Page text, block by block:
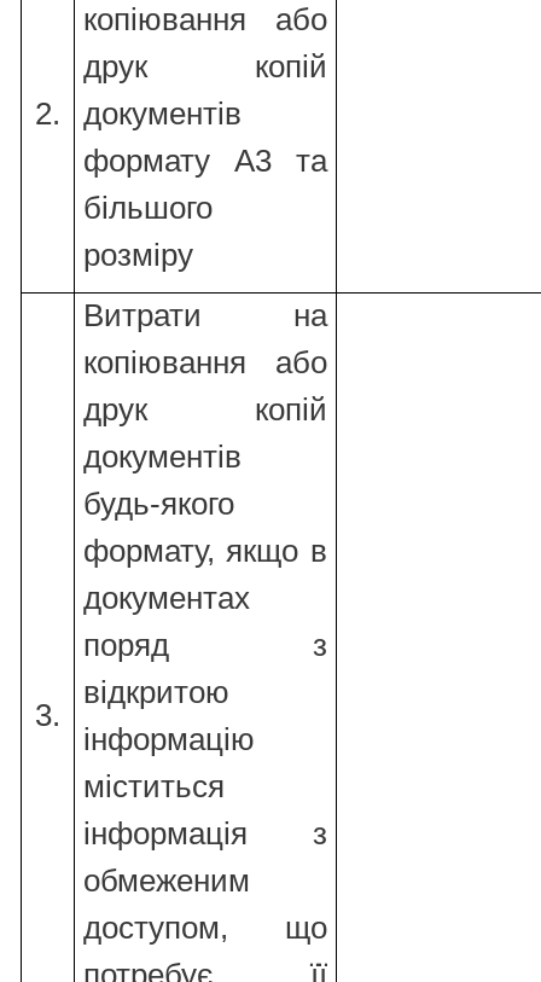
2.
копіювання або
друк копій
документів
формату А3 та
більшого
розміру
3.
Витрати на
копіювання або
друк копій
документів
будь-якого
формату, якщо в
документах
поряд з
відкритою
інформацію
міститься
інформація з
обмеженим
доступом, що
потребує її